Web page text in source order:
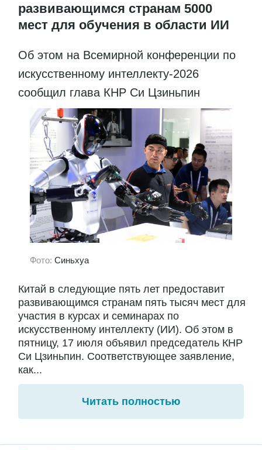
развивающимся странам 5000
мест для обучения в области ИИ
Об этом на Всемирной конференции по
искусственному интеллекту-2026
сообщил глава КНР Си Цзиньпин
Фото: Синьхуа
Китай в следующие пять лет предоставит
развивающимся странам пять тысяч мест для
участия в курсах и семинарах по
искусственному интеллекту (ИИ). Об этом в
пятницу, 17 июля объявил председатель КНР
Си Цзиньпин. Соответствующее заявление,
как...
Читать полностью